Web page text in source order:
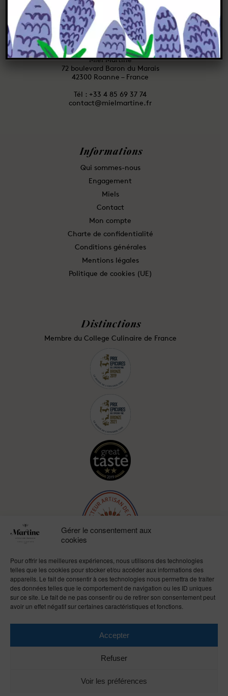
Gérer le consentement aux
cookies
Pour offrir les meilleures expériences, nous utilisons des technologies
telles que les cookies pour stocker et/ou accéder aux informations des
appareils. Le fait de consentir à ces technologies nous permettra de traiter
des données telles que le comportement de navigation ou les ID uniques
sur ce site. Le fait de ne pas consentir ou de retirer son consentement peut
avoir un effet négatif sur certaines caractéristiques et fonctions.
Accepter
Refuser
Voir les préférences
Contact
Miel Martine
72 boulevard Baron du Marais
42300 Roanne – France
Tél : ⁦+33 4 85 69 37 74
contact@mielmartine.fr
Informations
Qui sommes-nous
Engagement
Miels
Contact
Mon compte
Charte de confidentialité
Conditions générales
Mentions légales
Politique de cookies (UE)
Distinctions
Membre du College Culinaire de France
Suivez-nous